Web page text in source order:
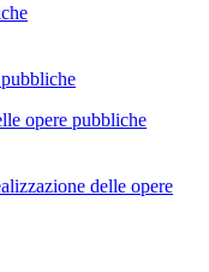
opere pubbliche
delle opere